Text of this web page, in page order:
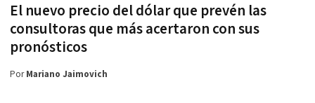
El nuevo precio del dólar que prevén las
consultoras que más acertaron con sus
pronósticos
PorMariano Jaimovich